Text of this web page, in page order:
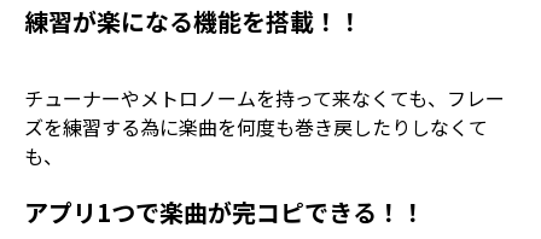
練習が楽になる機能を搭載！！
チューナーやメトロノームを持って来なくても、フレー
ズを練習する為に楽曲を何度も巻き戻したりしなくて
も、
アプリ1つで楽曲が完コピできる！！